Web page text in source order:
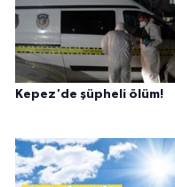
Kepez'de şüpheli ölüm!